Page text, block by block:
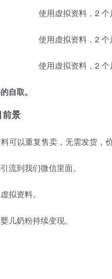
自取。
景
可以重复售卖，无需发货，
流到我们微信里面。
拟资料。
儿奶粉持续变现。